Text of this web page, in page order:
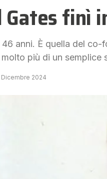
finì
anni. È quella del
più di un semplice
Dicembre 2024